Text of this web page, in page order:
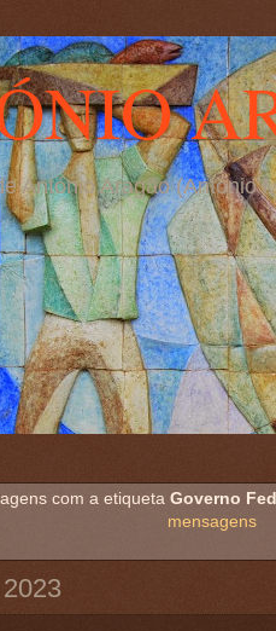
António Aragão (António
com a etiqueta Governo
mensagens